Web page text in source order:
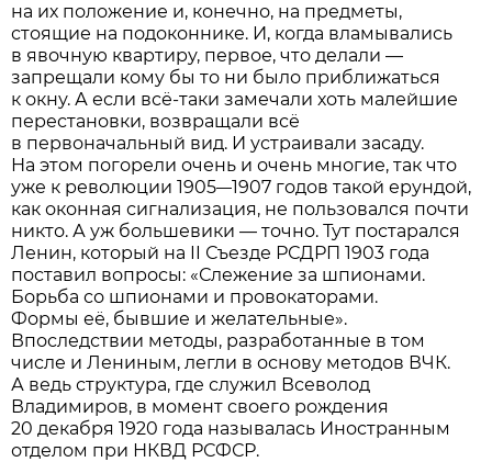
на их положение и, конечно, на предметы,
стоящие на подоконнике. И, когда вламывались
в явочную квартиру, первое, что делали —
запрещали кому бы то ни было приближаться
к окну. А если всё-таки замечали хоть малейшие
перестановки, возвращали всё
в первоначальный вид. И устраивали засаду.
На этом погорели очень и очень многие, так что
уже к революции 1905—1907 годов такой ерундой,
как оконная сигнализация, не пользовался почти
никто. А уж большевики — точно. Тут постарался
Ленин, который на II Съезде РСДРП 1903 года
поставил вопросы: «Слежение за шпионами.
Борьба со шпионами и провокаторами.
Формы её, бывшие и желательные».
Впоследствии методы, разработанные в том
числе и Лениным, легли в основу методов ВЧК.
А ведь структура, где служил Всеволод
Владимиров, в момент своего рождения
20 декабря 1920 года называлась Иностранным
отделом при НКВД РСФСР.